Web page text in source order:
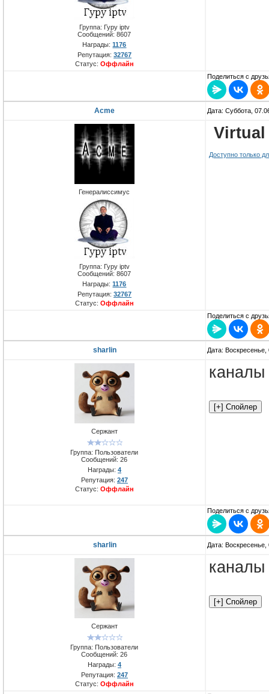
Группа: Гуру iptv
Сообщений:8607
Награды:1176
Репутация: 32767
Статус: Оффлайн
Поделиться с
Acme Дата: Суббота,
Генералиссимус
Группа: Гуру iptv
Сообщений:8607
Награды:1176
Репутация: 32767
Статус: Оффлайн
Virtual
Доступно только
Поделиться с
sharlin Дата:
Сержант
Группа: Пользователи
Сообщений:26
Награды: 4
Репутация: 247
Статус: Оффлайн
каналы
Поделиться с
sharlin Дата:
Сержант
Группа: Пользователи
Сообщений:26
Награды: 4
Репутация: 247
Статус: Оффлайн
каналы